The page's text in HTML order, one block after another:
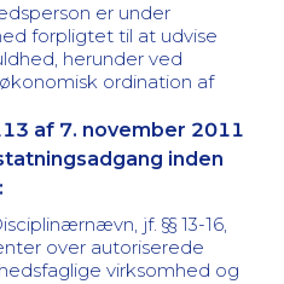
er under
forpligtet til at udvise
herunder ved
ordination af
af 7. november 2011
inden
jf. §§ 13-16,
over autoriserede
virksomhed og